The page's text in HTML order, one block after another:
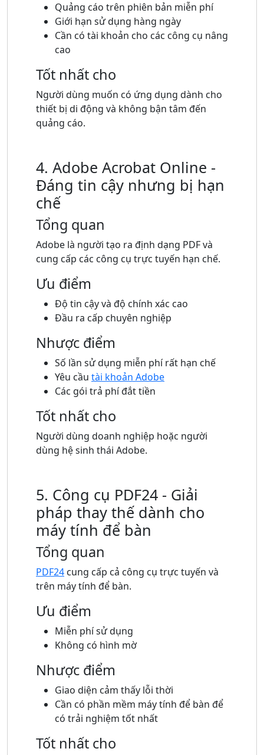
Quảng cáo trên phiên bản miễn phí
Giới hạn sử dụng hàng ngày
Cần có tài khoản cho các công cụ nâng
cao
Tốt nhất cho
Người dùng muốn có ứng dụng dành cho
thiết bị di động và không bận tâm đến
quảng cáo.
4. Adobe Acrobat Online -
Đáng tin cậy nhưng bị hạn
chế
Tổng quan
Adobe là người tạo ra định dạng PDF và
cung cấp các công cụ trực tuyến hạn chế.
Ưu điểm
Độ tin cậy và độ chính xác cao
Đầu ra cấp chuyên nghiệp
Nhược điểm
Số lần sử dụng miễn phí rất hạn chế
Yêu cầu tài khoản Adobe
Các gói trả phí đắt tiền
Tốt nhất cho
Người dùng doanh nghiệp hoặc người
dùng hệ sinh thái Adobe.
5. Công cụ PDF24 - Giải
pháp thay thế dành cho
máy tính để bàn
Tổng quan
PDF24 cung cấp cả công cụ trực tuyến và
trên máy tính để bàn.
Ưu điểm
Miễn phí sử dụng
Không có hình mờ
Nhược điểm
Giao diện cảm thấy lỗi thời
Cần có phần mềm máy tính để bàn để
có trải nghiệm tốt nhất
Tốt nhất cho